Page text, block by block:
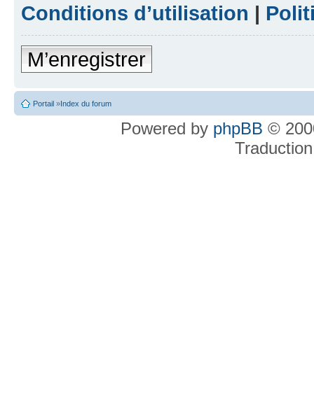
Conditions d’utilisation |
M’enregistrer
Portail »Index du forum
Powered by phpBB ©